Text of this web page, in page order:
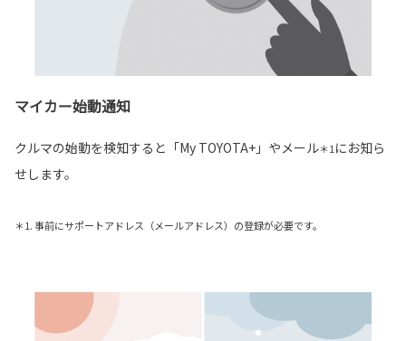
マイカー始動通知
クルマの始動を検知すると「My TOYOTA+」やメール＊1 にお知ら
せします。
＊1. 事前にサポートアドレス（メールアドレス）の登録が必要です。